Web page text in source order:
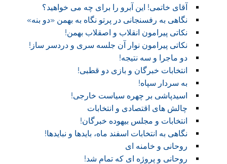
آقای خاتمی! این آبرو را برای چه می خواهید؟
نگاهی به رفسنجانی در پرتو نگاه به بهمن «دو بنه»
نکاتی پیرامون انقلاب و اصقلاب بهمن!
نکاتی پیرامون نوار آن جلسه سری و دردسر ساز!
دو ماجرا و سه نتیجه!
انتخابات خبرگان و بازی دو قطبی!
به سردار سپاه!
اسیدپاشی بر چهره سیاست خارجی!
چالش های اقتصادی و انتخابات
انتخابات و مجلس بیهوده خبرگان!
نگاهی به انتخابات اسفند ماه، بایدها و نبایدها!
روحانی و خامنه ای
روحانی و پروژه ای که تمام شد!